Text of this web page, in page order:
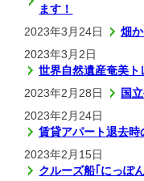
ます！
2023年3月24日
畑
2023年3月2日
世界自然遺産奄美ト
2023年2月28日
国
2023年2月24日
賃貸アパート退去
2023年2月15日
クルーズ船｢にっぽ